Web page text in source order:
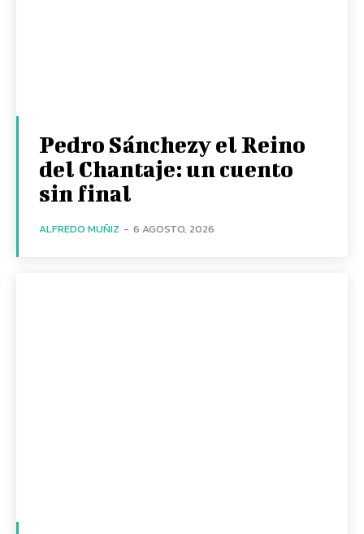
Pedro Sánchezy el Reino
del Chantaje: un cuento
sin final
ALFREDO MUÑIZ - 6 AGOSTO, 2026